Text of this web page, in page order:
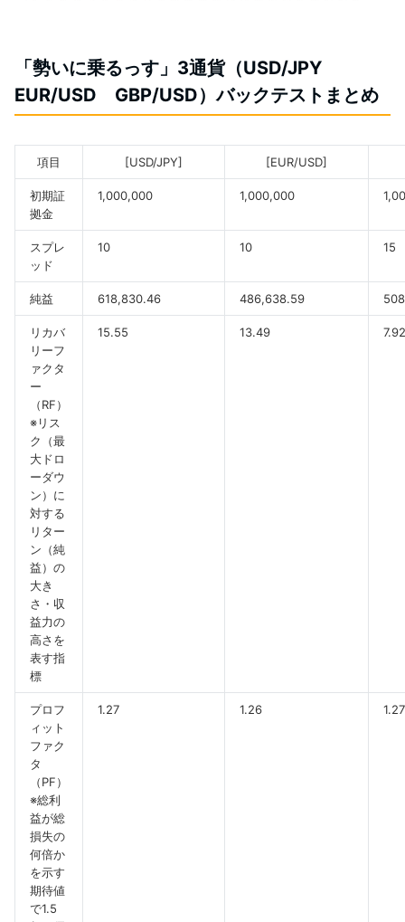
「勢いに乗るっす」3通貨（USD/JPY
EUR/USD GBP/USD）バックテストまとめ
項目 [USD/JPY] [EUR/USD]
初期証
拠金
1,000,000 1,000,000
スプレ
ッド
10 10 15
純益 618,830.46 486,638.59
リカバ
リーフ
ァクタ
ー
（RF）
※リス
ク（最
大ドロ
ーダウ
ン）に
対する
リター
ン（純
益）の
大き
さ・収
益力の
高さを
表す指
標
15.55 13.49 7.92
プロフ
ィット
ファク
タ
（PF）
※総利
益が総
損失の
何倍か
を示す
期待値
で1.5
1.27 1.26 1.27